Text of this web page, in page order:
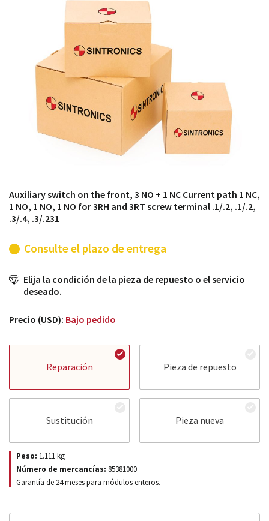
módulos antiguos a un alto nivel técnico o sustitución
de módulos descontinuados por módulos del propio
Auxiliary switch on the front, 3 NO + 1 NC Current path 1 NC,
1 NO, 1 NO, 1 NO for 3RH and 3RT screw terminal .1/.2, .1/.2,
.3/.4, .3/.231
Consulte el plazo de entrega
Elija la condición de la pieza de repuesto o el servicio
deseado.
Precio (USD): Bajo pedido
Reparación Pieza de repuesto
Sustitución Pieza nueva
Peso: 1.111kg
Número de mercancías: 85381000
Garantía de 24 meses para módulos enteros.